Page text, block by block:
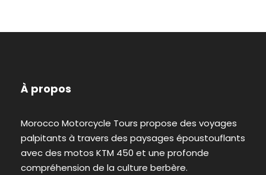
À propos
Morocco Motorcycle Tours propose des voyages
palpitants à travers des paysages époustouflants
avec des motos KTM 450 et une profonde
compréhension de la culture berbère.